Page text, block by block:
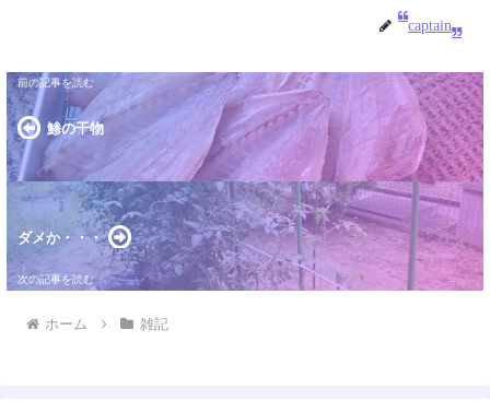
captain
鯵の干物
ダメか・・・
ホーム 雑記